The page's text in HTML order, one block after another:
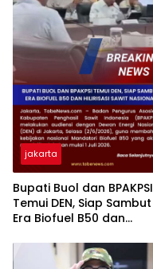
jakarta
Bupati Buol dan BPAKPSI
Temui DEN, Siap Sambut
Era Biofuel B50 dan